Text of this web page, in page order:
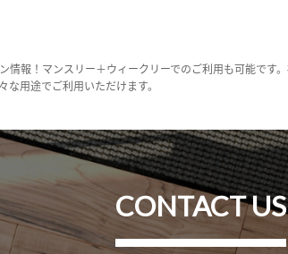
報！マンスリー＋ウィークリーでのご利用も可能で
用途でご利用いただけます。
CONTACT US